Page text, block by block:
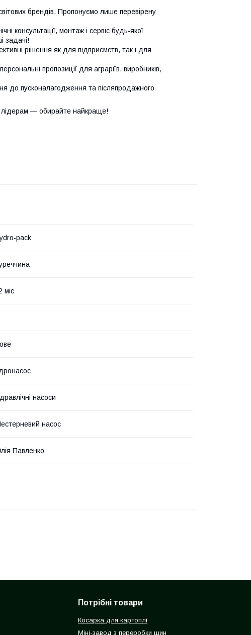
брендів. Пропонуємо лише перевірену
консультації, монтаж і сервіс будь-якої
задачі!
рішення як для підприємств, так і для
пропозиції для аграріїв, виробників,
до пусконалагодження та післяпродажного
лідерам — обирайте найкраще!
pack
міс
насоси
насос
Павленко
Потрібні товари
Косарка для картоплі
Міні-завод з переробки шин